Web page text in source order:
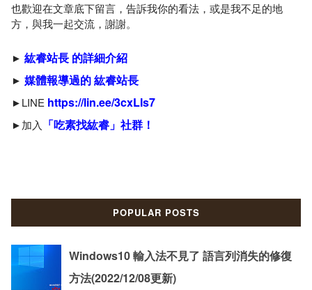
也歡迎在文章底下留言，告訴我你的看法，或是我不足的地
方，與我一起交流，謝謝。
► 紘睿站長 的詳細介紹
► 媒體報導過的 紘睿站長
►LINE https://lin.ee/3cxLIs7
►加入 「吃素找紘睿」社群！
POPULAR POSTS
Windows10 輸入法不見了 語言列消失的修復
方法(2022/12/08更新)